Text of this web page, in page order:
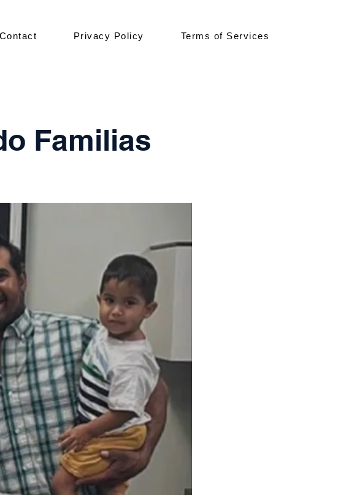
Contact Privacy Policy Terms of Services
Familias